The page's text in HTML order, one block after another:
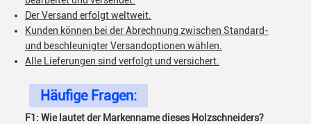
Der Versand erfolgt weltweit.
Kunden können bei der Abrechnung zwischen Standard-
und beschleunigter Versandoptionen wählen.
Alle Lieferungen sind verfolgt und versichert.
Häufige Fragen:
F1: Wie lautet der Markenname dieses Holzschneiders?